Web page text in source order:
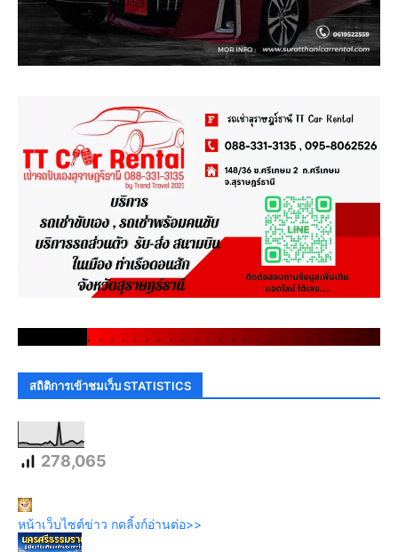
. . . . . . . . . . . . . . . . . . . . . . . .
สถิติการเข้าชมเว็บ STATISTICS
278,065
หน้าเว็บไซต์ข่าว กดลิ้งก์อ่านต่อ>>